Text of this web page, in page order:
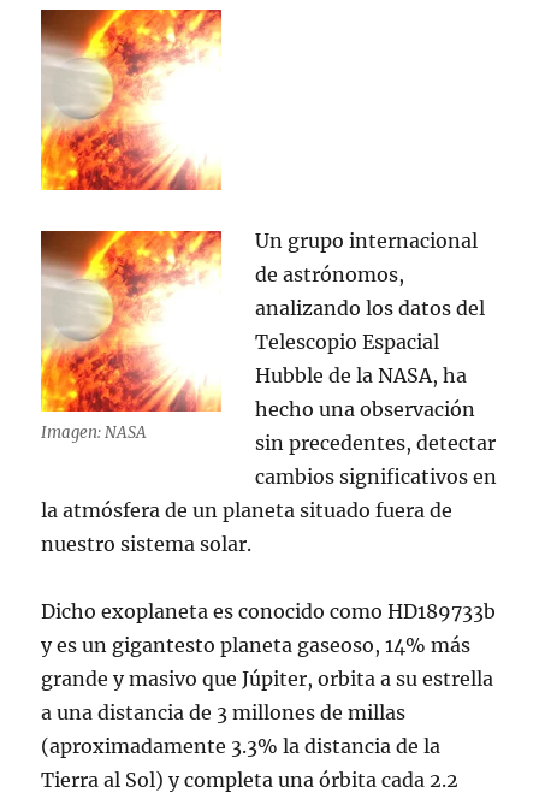
un
filtro
automático
adultos
Imagen: NASA
Un grupo internacional
de astrónomos,
analizando los datos del
Telescopio Espacial
Hubble de la NASA, ha
hecho una observación
sin precedentes, detectar
cambios significativos en
la atmósfera de un planeta situado fuera de
nuestro sistema solar.
Dicho exoplaneta es conocido como HD189733b
y es un gigantesto planeta gaseoso, 14% más
grande y masivo que Júpiter, orbita a su estrella
a una distancia de 3 millones de millas
(aproximadamente 3.3% la distancia de la
Tierra al Sol) y completa una órbita cada 2.2